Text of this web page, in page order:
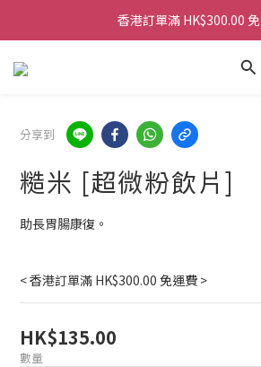
香港訂單滿 HK$300.00
香港訂單滿 HK$300.00
香港訂單滿 HK$300.00
分享到
糙米 [超微粉飲片]
助長胃腸康復。
< 香港訂單滿 HK$300.00 免運費 >
HK$135.00
數量